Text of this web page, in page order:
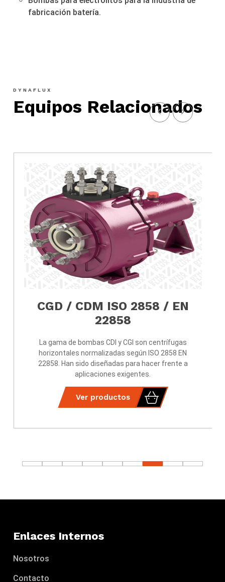
fabricación batería.
DYNAFLUX
Equipos Relacionados
CGD / CDM ISO 2858 / EN
22858
La gama de bombas CDI y CGI son centrífugas
horizontales normalizadas según ISO 2858 EN
22858. Han sido diseñadas para hacer frente a
aplicaciones exigentes.
Ver productos
Enlaces Internos
Nosotros
Contacto